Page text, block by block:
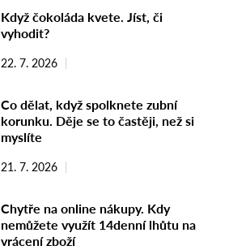
Když čokoláda kvete. Jíst, či
vyhodit?
22. 7. 2026
Co dělat, když spolknete zubní
korunku. Děje se to častěji, než si
myslíte
21. 7. 2026
Chytře na online nákupy. Kdy
nemůžete využít 14denní lhůtu na
vrácení zboží